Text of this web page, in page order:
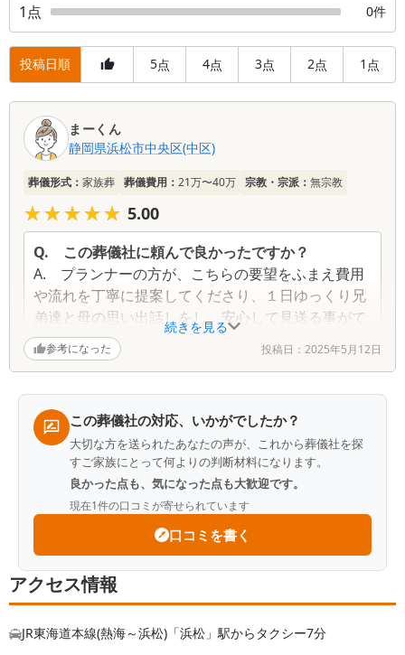
1 点 0件
投稿日順 5点 4点 3点 2点 1 点
口
続きを見る
まーくん
静岡県浜松市中央区(中区)
葬儀形式： 家族葬 葬儀費用： 21万〜40万 宗教・宗派： 無宗教
★★★★★
★★★★★ 5.00
Q. この葬儀社に頼んで良かったですか？
A. プランナーの方が、こちらの要望をふまえ費用
や流れを丁寧に提案してくださり、１日ゆっくり兄
弟達と母の思い出話しをし、安心して見送る事がて
きました。くわえてスタッフの皆さんのよりそった
ホスピタリティもすばらしく、自分の時もこちらで
Q.故人との思い出を一つ教えてください
A.母は芯の強い優しい人でした。
自分の事は後まわしにして子どもの事をまず考える
人でした。
Q.葬儀社をどのように探しましたか？
母が終末期を向かえていたので、探していたと
ころ、家の近くにタクセルさんがあり、パンフレッ
トをもらって見ていいなと思ったので、すぐ電話を
し、プランナーの方と会い説明を受けすぐ会員にな
りました。
参考になった 投稿日： 2025年5月12日
この葬儀社の対応、いかがでしたか？
大切な方を送られたあなたの声が、これから葬儀社を探
すご家族にとって何よりの判断材料になります。
良かった点も、気になった点も大歓迎です。
現在1件の口コミが寄せられています
口コミを書く
アクセス情報
JR東海道本線(熱海～浜松)「浜松」駅からタクシー7分